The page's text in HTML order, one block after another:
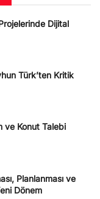
Dijital
Türk’ten Kritik
ve Konut Talebi
Planlanması ve
Dönem